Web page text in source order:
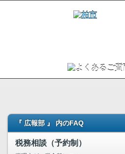
『 広報部 』 内のFAQ
税務相談（予約制）